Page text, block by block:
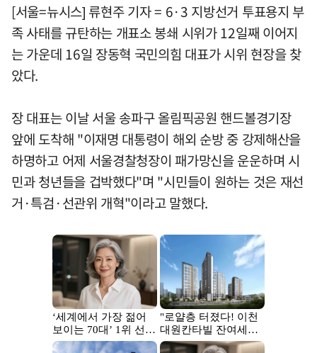
[서울=뉴시스] 류현주 기자 = 6·3 지방선거 투표용지 부
족 사태를 규탄하는 개표소 봉쇄 시위가 12일째 이어지
는 가운데 16일 장동혁 국민의힘 대표가 시위 현장을 찾
았다.
장 대표는 이날 서울 송파구 올림픽공원 핸드볼경기장
앞에 도착해 "이재명 대통령이 해외 순방 중 강제해산을
하명하고 어제 서울경찰청장이 패가망신을 운운하며 시
민과 청년들을 겁박했다"며 "시민들이 원하는 것은 재선
거·특검·선관위 개혁"이라고 말했다.